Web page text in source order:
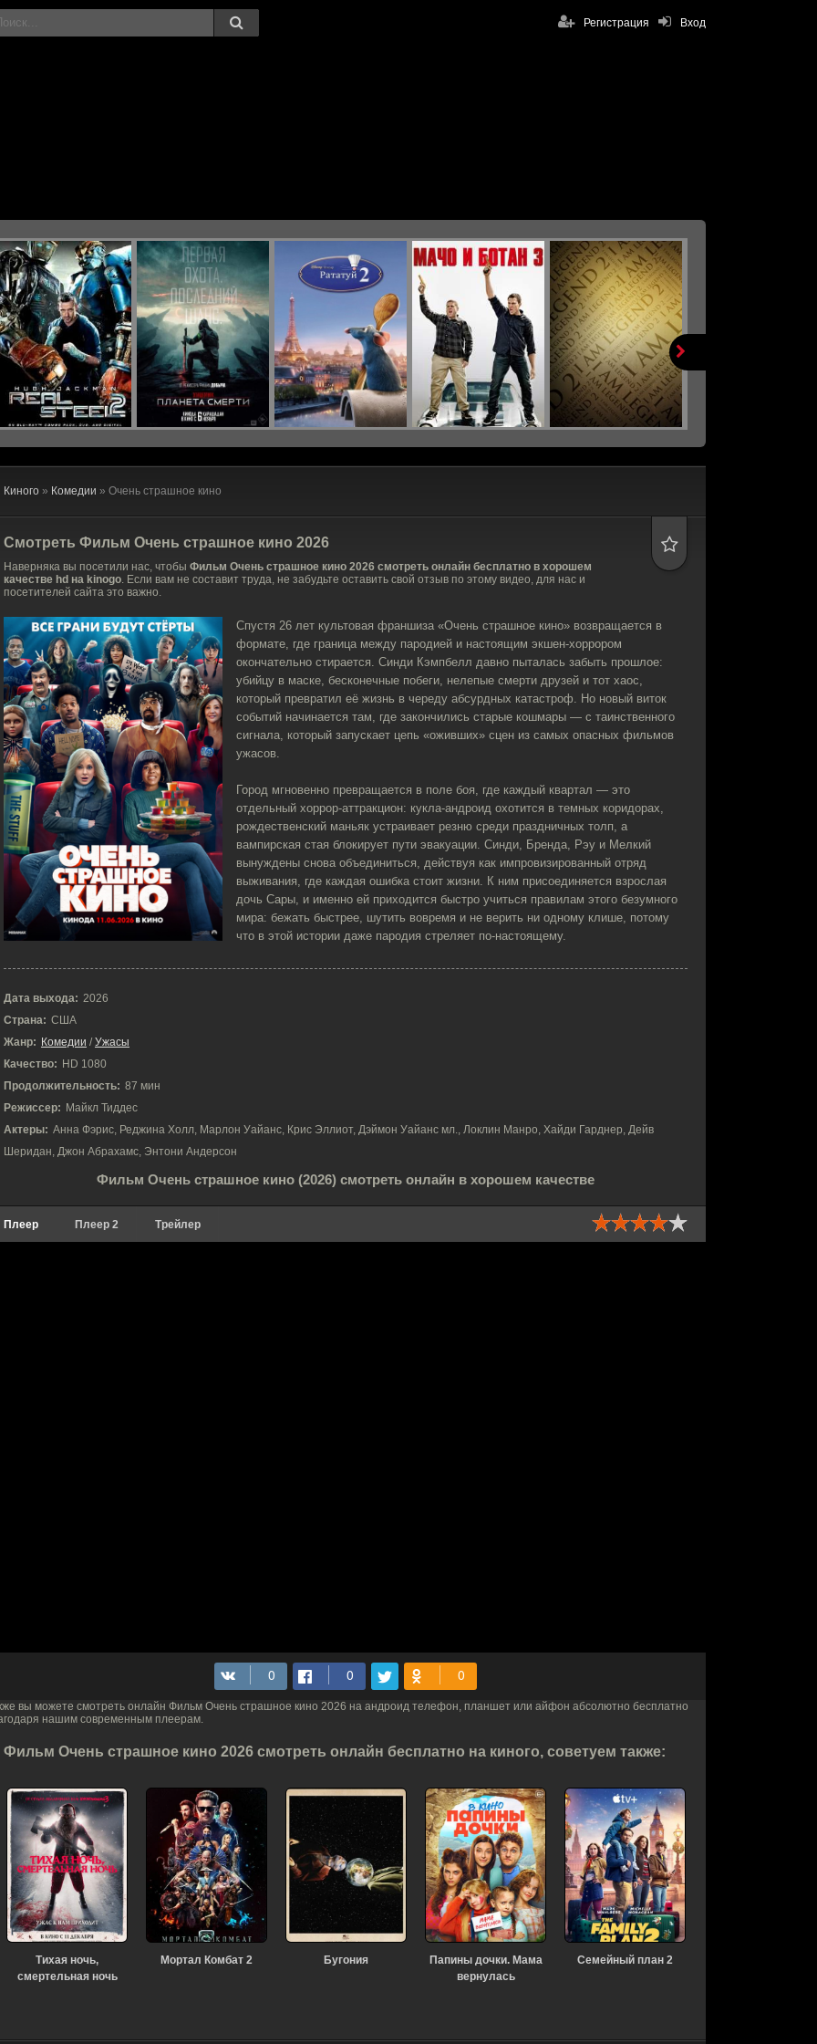
Вход
Регистрация
Киного » Комедии » Очень страшное кино
Смотреть Фильм Очень страшное кино 2026
Наверняка вы посетили нас, чтобы Фильм Очень страшное кино 2026 смотреть онлайн бесплатно в хорошем
качестве hd на kinogo. Если вам не составит труда, не забудьте оставить свой отзыв по этому видео, для нас и
посетителей сайта это важно.
Спустя 26 лет культовая франшиза «Очень страшное кино» возвращается в
формате, где граница между пародией и настоящим экшен-хоррором
окончательно стирается. Синди Кэмпбелл давно пыталась забыть прошлое:
убийцу в маске, бесконечные побеги, нелепые смерти друзей и тот хаос,
который превратил её жизнь в череду абсурдных катастроф. Но новый виток
событий начинается там, где закончились старые кошмары — с таинственного
сигнала, который запускает цепь «оживших» сцен из самых опасных фильмов
ужасов.
Город мгновенно превращается в поле боя, где каждый квартал — это
отдельный хоррор-аттракцион: кукла-андроид охотится в темных коридорах,
рождественский маньяк устраивает резню среди праздничных толп, а
вампирская стая блокирует пути эвакуации. Синди, Бренда, Рэy и Мелкий
вынуждены снова объединиться, действуя как импровизированный отряд
выживания, где каждая ошибка стоит жизни. К ним присоединяется взрослая
дочь Сары, и именно ей приходится быстро учиться правилам этого безумного
мира: бежать быстрее, шутить вовремя и не верить ни одному клише, потому
что в этой истории даже пародия стреляет по-настоящему.
Дата выхода: 2026
Страна: США
Жанр: Комедии / Ужасы
Качество: HD 1080
Продолжительность: 87 мин
Режиссер: Майкл Тиддес
Актеры: Анна Фэрис, Реджина Холл, Марлон Уайанс, Крис Эллиот, Дэймон Уайанс мл., Локлин Манро, Хайди Гарднер, Дейв
Шеридан, Джон Абрахамс, Энтони Андерсон
Фильм Очень страшное кино (2026) смотреть онлайн в хорошем качестве
Плеер Плеер 2 Трейлер
вы можете смотреть онлайн Фильм Очень страшное кино 2026 на андроид телефон, планшет или айфон абсолютно бесплатно
нашим современным плеерам.
Фильм Очень страшное кино 2026 смотреть онлайн бесплатно на киного, советуем также:
Тихая ночь,
смертельная ночь
Мортал Комбат 2 Бугония
Папины дочки. Мама
вернулась
Семейный план 2